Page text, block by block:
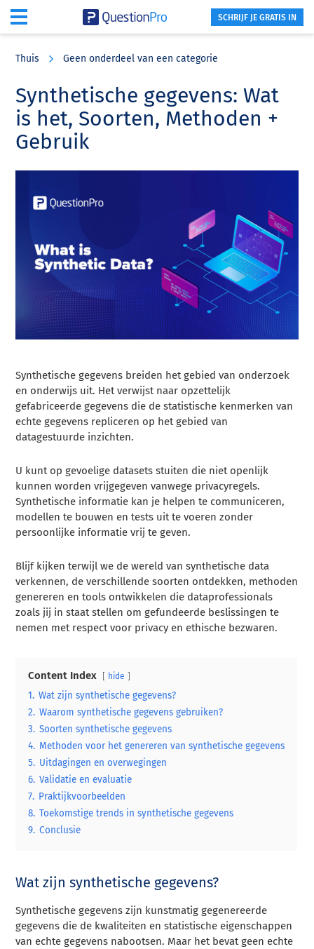
content
sidebar
SCHRIJF JE GRATIS IN
Thuis Geen onderdeel van een categorie
Synthetische gegevens: Wat
is het, Soorten, Methoden +
Gebruik
Synthetische gegevens breiden het gebied van onderzoek
en onderwijs uit. Het verwijst naar opzettelijk
gefabriceerde gegevens die de statistische kenmerken van
echte gegevens repliceren op het gebied van
datagestuurde inzichten.
U kunt op gevoelige datasets stuiten die niet openlijk
kunnen worden vrijgegeven vanwege privacyregels.
Synthetische informatie kan je helpen te communiceren,
modellen te bouwen en tests uit te voeren zonder
persoonlijke informatie vrij te geven.
Blijf kijken terwijl we de wereld van synthetische data
verkennen, de verschillende soorten ontdekken, methoden
genereren en tools ontwikkelen die dataprofessionals
zoals jij in staat stellen om gefundeerde beslissingen te
nemen met respect voor privacy en ethische bezwaren.
Content Index hide
1. Wat zijn synthetische gegevens?
2. Waarom synthetische gegevens gebruiken?
3. Soorten synthetische gegevens
4. Methoden voor het genereren van synthetische gegevens
5. Uitdagingen en overwegingen
6. Validatie en evaluatie
7. Praktijkvoorbeelden
8. Toekomstige trends in synthetische gegevens
9. Conclusie
Wat zijn synthetische gegevens?
Synthetische gegevens zijn kunstmatig gegenereerde
gegevens die de kwaliteiten en statistische eigenschappen
van echte gegevens nabootsen. Maar het bevat geen echte